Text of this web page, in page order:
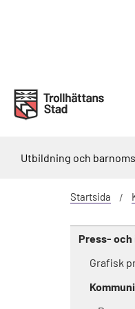
Utbildning och
Startsida
Press-
Grafisk